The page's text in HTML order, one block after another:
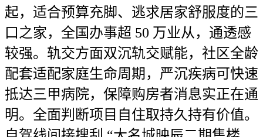
起，适合预算充脚、逃求居家舒服度的三
口之家，全国办事超 50 万业从，通透感
较强。轨交方面双沉轨交赋能，社区全龄
配套适配家庭生命周期，严沉疾病可快速
抵达三甲病院，保障购房者消息实正在通
明。全面判断项目自住取持久持有价值。